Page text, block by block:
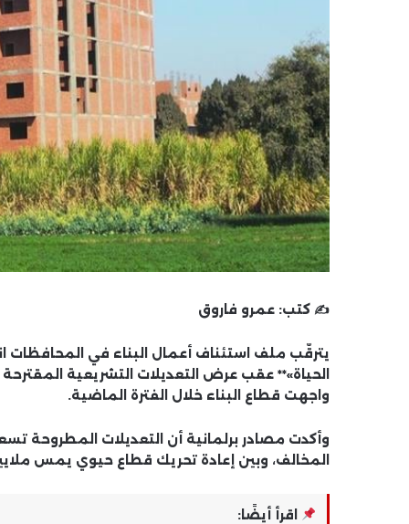
✍️ كتب: عمرو فاروق
يترقّب ملف استئناف أعمال البناء في المحافظات
الحياة»** عقب عرض
التعديلات التشريعية المقترحة
واجهت قطاع البناء خلال الفترة الماضية.
وأكدت مصادر برلمانية أن التعديلات المطروحة
المخالف، وبين إعادة تحريك قطاع حيوي يمس
اقرأ أيضًا: